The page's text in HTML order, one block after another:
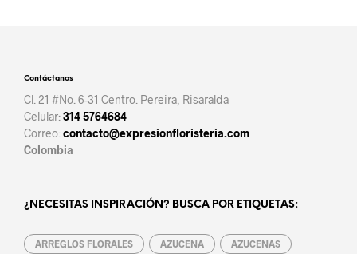
Contáctanos
Cl. 21 #No. 6-31 Centro. Pereira, Risaralda
Celular:314 5764684
Correo:contacto@expresionfloristeria.com
Colombia
¿NECESITAS INSPIRACIÓN? BUSCA POR ETIQUETAS:
ARREGLOS FLORALES AZUCENA AZUCENAS